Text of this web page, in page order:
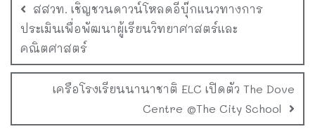
สสวท. เชิญชวนดาวน์โหลดอีบุ๊กแนวทางการ
ประเมินเพื่อพัฒนาผู้เรียนวิทยาศาสตร์และ
คณิตศาสตร์
เครือโรงเรียนนานาชาติ ELC เปิดตัว The Dove
Centre @The City School